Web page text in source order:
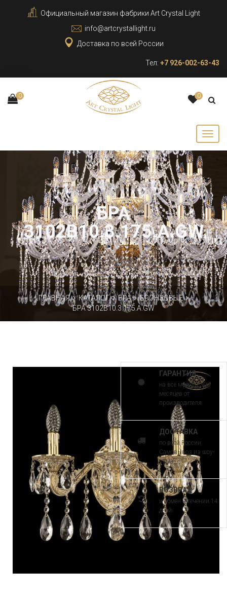
Официальный магазин фабрики Art Crystal Light
info@artcrystallight.ru
Доставка по всей России
Тел: +7 926-002-63-43
0 0
БРА
3102B10.3.175.A.GW
ГЛАВНАЯ КАТАЛОГ БРА
БРОНЗОВЫЕ
БРА 3102B10.3.175.A.GW
ГАРАНТИЯ
на все модели 30
месяцев от
производителя
ДОСТАВКА
по всей России.
Самовывоз из шоу-
рума
ВОЗВРАТ
и обмен в течении 14
дней